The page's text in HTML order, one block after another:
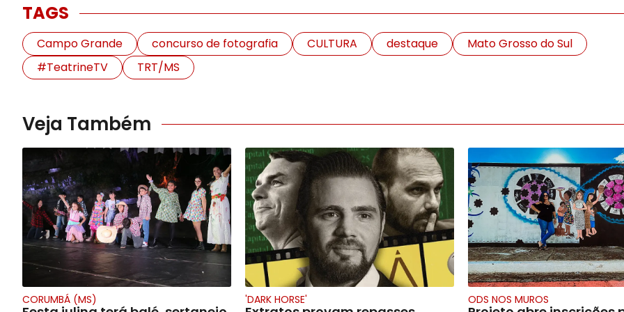
TAGS
Campo Grande concurso de fotografia CULTURA destaque
Mato Grosso do Sul
#TeatrineTV
TRT/MS
Veja Também
CORUMBÁ (MS) 'DARK HORSE' ODS NOS MUROS